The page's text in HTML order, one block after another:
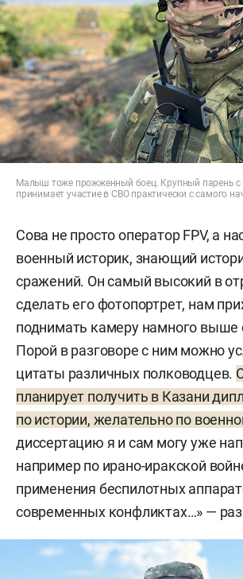
Малыш тоже прожженный боец. Крупный парень с
принимает участие в СВО практически с самого
Сова не просто оператор FPV, а
военный историк, знающий
сражений. Он самый высокий в
сделать его фотопортрет, нам
поднимать камеру намного выше
Порой в разговоре с ним можно
цитаты различных полководцев.
планирует получить в Казани
по истории, желательно по
диссертацию я и сам могу уже
например по ирано-иракской
применения беспилотных
современных конфликтах…» —